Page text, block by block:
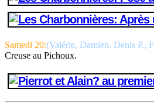
Samedi 20:(Valérie, Damien, Denis P.,
Creuse au Pichoux.